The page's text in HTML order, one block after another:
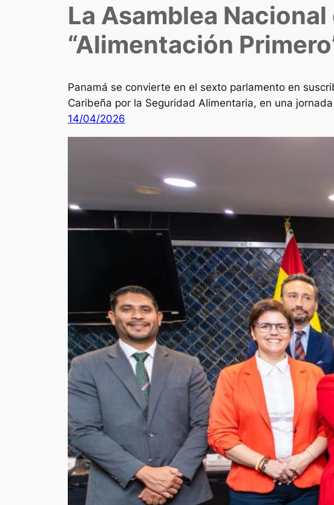
La Asamblea
“Alimentación
Panamá se convierte en el sexto parlamento en
Caribeña por la Seguridad Alimentaria, en una
14/04/2026